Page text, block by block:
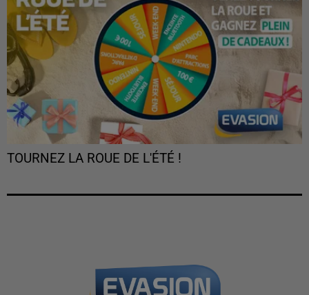
TOURNEZ LA ROUE DE L'ÉTÉ !